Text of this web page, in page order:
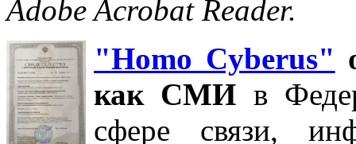
Adobe Acrobat Reader.
"Homo Cyberus"
как СМИ в
сфере связи,